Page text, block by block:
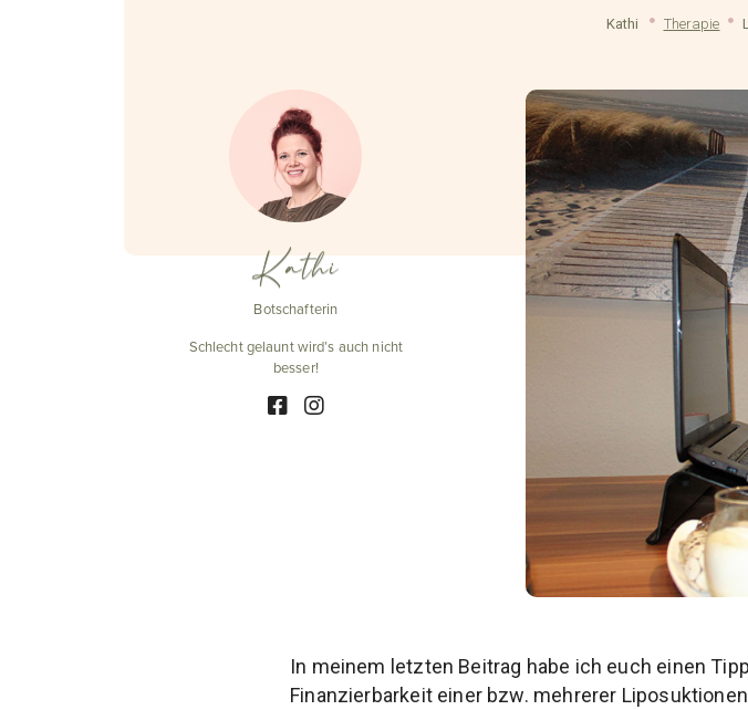
Kathi Therapie
Kathi
Botschafterin
Schlecht gelaunt wird’s auch nicht
besser!
In meinem letzten Beitrag habe ich euch einen
Finanzierbarkeit einer bzw. mehrerer